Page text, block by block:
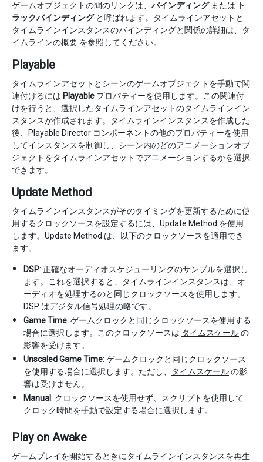
ゲームオブジェクトの間のリンクは、 バインディングまたは ト
ラックバインディングと呼ばれます。タイムラインアセットと
タイムラインインスタンスのバインディングと関係の詳細は、
タ
イムラインの概要 を参照してください。
Playable
タイムラインアセットとシーンのゲームオブジェクトを手動で関
連付けるには Playable プロパティーを使用します。この関連付
けを行うと、選択したタイムラインアセットのタイムラインイン
スタンスが作成されます。タイムラインインスタンスを作成した
後、Playable Director コンポーネントの他のプロパティーを使用
してインスタンスを制御し、シーン内のどのアニメーションオブ
ジェクトをタイムラインアセットでアニメーションするかを選択
できます。
Update Method
タイムラインインスタンスがそのタイミングを更新するために使
用するクロックソースを設定するには、Update Method を使用
します。Update Method は、以下のクロックソースを適用でき
ます。
DSP: 正確なオーディオスケジューリングのサンプルを選択し
ます。これを選択すると、タイムラインインスタンスは、オ
ーディオを処理するのと同じクロックソースを使用します。
DSP はデジタル信号処理の略です。
Game Time: ゲームクロックと同じクロックソースを使用する
場合に選択します。このクロックソースは タイムスケールの
影響を受けます。
Unscaled Game Time: ゲームクロックと同じクロックソース
を使用する場合に選択します。ただし、
タイムスケールの影
響は受けません。
Manual: クロックソースを使用せず、スクリプトを使用して
クロック時間を手動で設定する場合に選択します。
Play on Awake
ゲームプレイを開始するときにタイムラインインスタンスを再生